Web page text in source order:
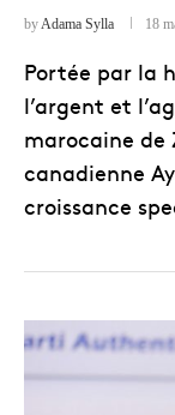
byAdama Sylla 18
Portée par la
l’argent et
marocaine de
canadienne
croissance